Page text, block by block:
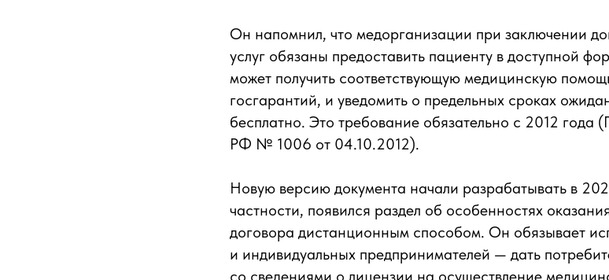
Он напомнил, что медорганизации при заключении
услуг обязаны предоставить пациенту в доступной
может получить соответствующую медицинскую
госгарантий, и уведомить о предельных сроках
бесплатно. Это требование обязательно с 2012 года
РФ № 1006 от 04.10.2012).
Новую версию документа начали разрабатывать в
частности, появился раздел об особенностях
договора дистанционным способом. Он обязывает
и индивидуальных предпринимателей — дать
со сведениями о лицензии на осуществление